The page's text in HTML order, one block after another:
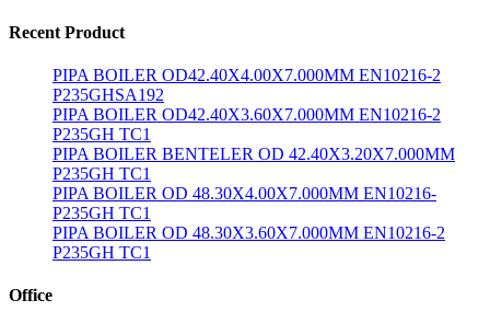
Recent Product
PIPA BOILER OD42.40X4.00X7.000MM EN10216-2
P235GHSA192
PIPA BOILER OD42.40X3.60X7.000MM EN10216-2
P235GH TC1
PIPA BOILER BENTELER OD 42.40X3.20X7.000MM
P235GH TC1
PIPA BOILER OD 48.30X4.00X7.000MM EN10216-
P235GH TC1
PIPA BOILER OD 48.30X3.60X7.000MM EN10216-2
P235GH TC1
Office